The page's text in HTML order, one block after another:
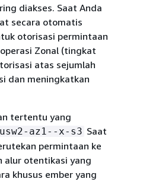
diakses. Saat Anda
secara otomatis
otorisasi permintaan
Zonal (tingkat
atas sejumlah
dan meningkatkan
tertentu yang
az1--x-s3 Saat
permintaan ke
alur otentikasi yang
khusus ember yang